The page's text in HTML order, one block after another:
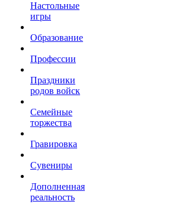
Настольные
игры
Образование
Профессии
Праздники
родов войск
Семейные
торжества
Гравировка
Сувениры
Дополненная
реальность